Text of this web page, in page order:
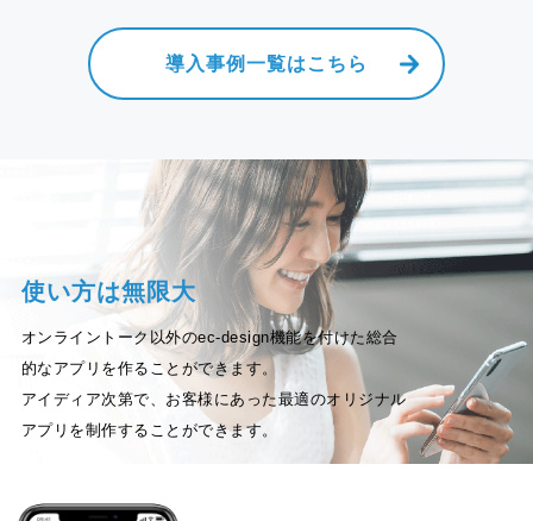
導入事例一覧はこちら
使い方は無限大
オンライントーク以外のec-design機能を付けた総合
的なアプリを作ることができます。
アイディア次第で、お客様にあった最適のオリジナル
アプリを制作することができます。